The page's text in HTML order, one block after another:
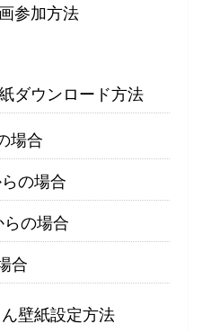
参加方法
ダウンロード方法
場合
の場合
の場合
合
壁紙設定方法